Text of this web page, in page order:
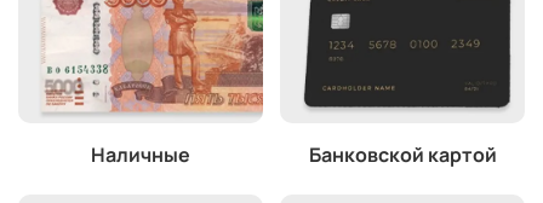
Наличные Банковской картой